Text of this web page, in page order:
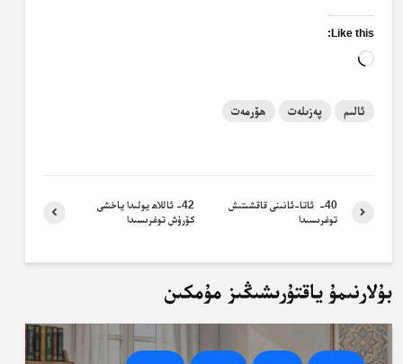
Like this:
Loading…
ئالىم پەزىلەت ھۆرمەت
42- ئاللاھ يولىدا ياخشى
كۆرۈش توغرىسىدا
40- ئاتا-ئانىنى قاقشىتىش
توغرىسىدا
بۇلارنىمۇ ياقتۇرىشىڭىز مۇمكىن